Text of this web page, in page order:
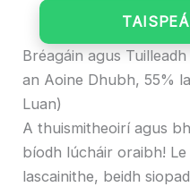
Bréagáin agus
an Aoine Dhubh, 55%
Luan)
A thuismitheoirí agus
bíodh lúcháir oraibh!
lascainithe, beidh